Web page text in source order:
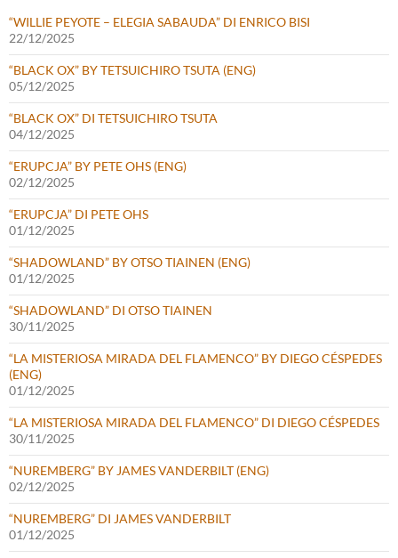
“WILLIE PEYOTE – ELEGIA SABAUDA” DI ENRICO BISI
22/12/2025
“BLACK OX” BY TETSUICHIRO TSUTA (ENG)
05/12/2025
“BLACK OX” DI TETSUICHIRO TSUTA
04/12/2025
“ERUPCJA” BY PETE OHS (ENG)
02/12/2025
“ERUPCJA” DI PETE OHS
01/12/2025
“SHADOWLAND” BY OTSO TIAINEN (ENG)
01/12/2025
“SHADOWLAND” DI OTSO TIAINEN
30/11/2025
“LA MISTERIOSA MIRADA DEL FLAMENCO” BY DIEGO CÉSPEDES
(ENG)
01/12/2025
“LA MISTERIOSA MIRADA DEL FLAMENCO” DI DIEGO CÉSPEDES
30/11/2025
“NUREMBERG” BY JAMES VANDERBILT (ENG)
02/12/2025
“NUREMBERG” DI JAMES VANDERBILT
01/12/2025